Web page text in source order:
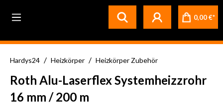
0,00 €*
Hardys24 / Heizkörper / Heizkörper Zubehör
Roth Alu-Laserflex Systemheizzrohr
16 mm / 200 m